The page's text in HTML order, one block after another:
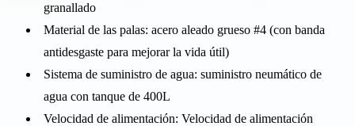
granallado
Material de las palas: acero aleado grueso #4 (con banda
antidesgaste para mejorar la vida útil)
Sistema de suministro de agua: suministro neumático de
agua con tanque de 400L
Velocidad de alimentación: Velocidad de alimentación